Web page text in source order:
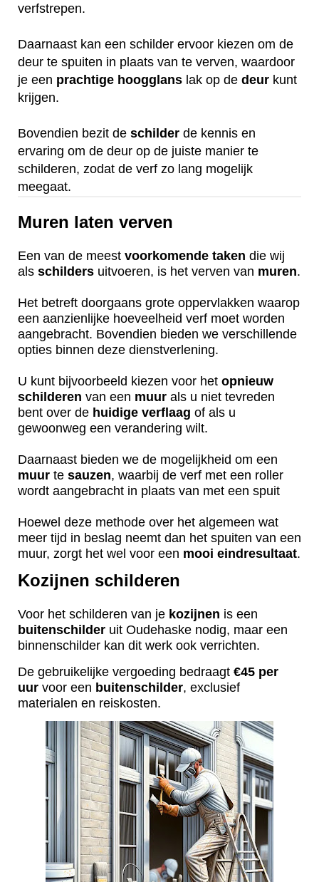
verfstrepen.
Daarnaast kan een schilder ervoor kiezen om de
deur te spuiten in plaats van te verven, waardoor
je een prachtige hoogglans lak op de deur kunt
krijgen.
Bovendien bezit de schilder de kennis en
ervaring om de deur op de juiste manier te
schilderen, zodat de verf zo lang mogelijk
meegaat.
Muren laten verven
Een van de meest voorkomende taken die wij
als schilders uitvoeren, is het verven van muren.
Het betreft doorgaans grote oppervlakken waarop
een aanzienlijke hoeveelheid verf moet worden
aangebracht. Bovendien bieden we verschillende
opties binnen deze dienstverlening.
U kunt bijvoorbeeld kiezen voor het opnieuw
schilderen van een muur als u niet tevreden
bent over de huidige verflaag of als u
gewoonweg een verandering wilt.
Daarnaast bieden we de mogelijkheid om een
muur te sauzen, waarbij de verf met een roller
wordt aangebracht in plaats van met een spuit
Hoewel deze methode over het algemeen wat
meer tijd in beslag neemt dan het spuiten van een
muur, zorgt het wel voor een mooi eindresultaat.
Kozijnen schilderen
Voor het schilderen van je kozijnen is een
buitenschilder uit Oudehaske nodig, maar een
binnenschilder kan dit werk ook verrichten.
De gebruikelijke vergoeding bedraagt €45 per
uur voor een buitenschilder, exclusief
materialen en reiskosten.